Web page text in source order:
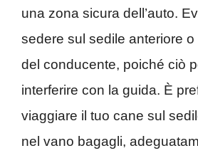
una zona sicura dell’auto.
sedere sul sedile anteriore
del conducente, poiché ciò
interferire con la guida. È
viaggiare il tuo cane sul
nel vano bagagli,